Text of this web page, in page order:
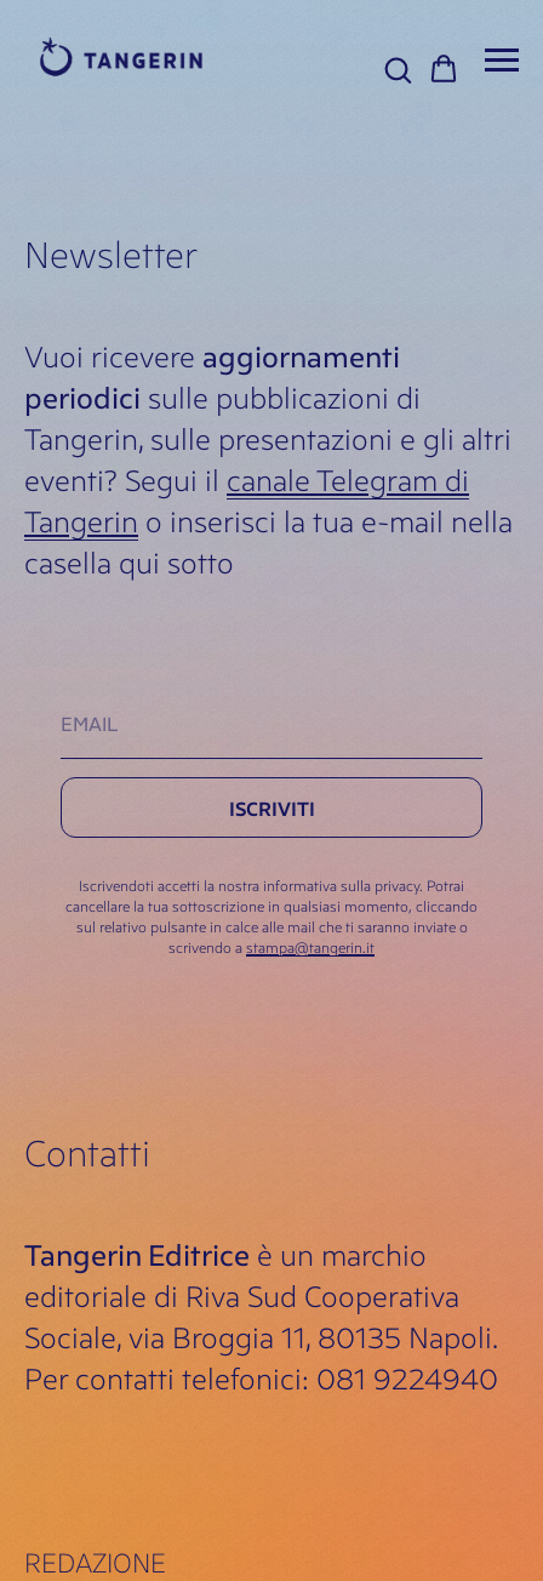
Newsletter
Vuoi ricevere aggiornamenti
periodici sulle pubblicazioni di
Tangerin, sulle presentazioni e gli altri
eventi? Segui il canale Telegram di
Tangerin o inserisci la tua e-mail nella
casella qui sotto
ISCRIVITI
Iscrivendoti accetti la nostra informativa sulla privacy. Potrai
cancellare la tua sottoscrizione in qualsiasi momento, cliccando
sul relativo pulsante in calce alle mail che ti saranno inviate o
scrivendo astampa@tangerin.it
Contatti
Tangerin Editrice è un marchio
editoriale di Riva Sud Cooperativa
Sociale, via Broggia 11, 80135 Napoli.
Per contatti telefonici: 081 9224940
REDAZIONE